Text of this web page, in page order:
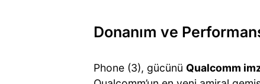
Donanım ve
Phone (3), gücünü Qualcomm